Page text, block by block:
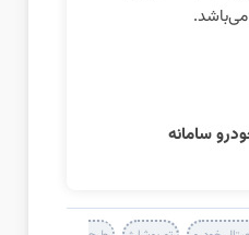
سامانه